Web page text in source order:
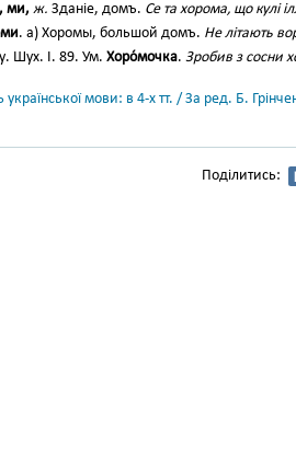
ми, ж. Зданіе, домъ. Се та хорома, що кулі
. а) Хоромы, большой домъ. Не літають
Шух. І. 89. Ум. Хоро́мочка. Зробив з сосни
української мови: в 4-х тт. / За ред. Б.
Поділитись: